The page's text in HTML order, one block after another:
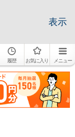
表示
履歴 お気に入り メニュー